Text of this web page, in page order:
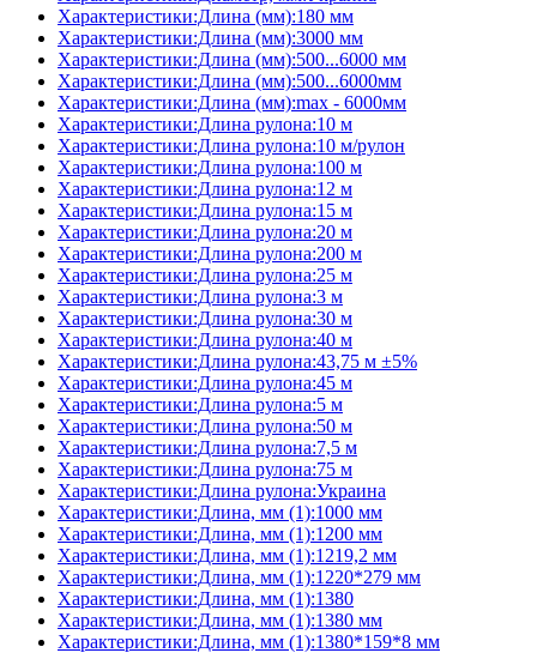
Характеристики:Длина (мм):180 мм
Характеристики:Длина (мм):3000 мм
Характеристики:Длина (мм):500...6000 мм
Характеристики:Длина (мм):500...6000мм
Характеристики:Длина (мм):max - 6000мм
Характеристики:Длина рулона:10 м
Характеристики:Длина рулона:10 м/рулон
Характеристики:Длина рулона:100 м
Характеристики:Длина рулона:12 м
Характеристики:Длина рулона:15 м
Характеристики:Длина рулона:20 м
Характеристики:Длина рулона:200 м
Характеристики:Длина рулона:25 м
Характеристики:Длина рулона:3 м
Характеристики:Длина рулона:30 м
Характеристики:Длина рулона:40 м
Характеристики:Длина рулона:43,75 м ±5%
Характеристики:Длина рулона:45 м
Характеристики:Длина рулона:5 м
Характеристики:Длина рулона:50 м
Характеристики:Длина рулона:7,5 м
Характеристики:Длина рулона:75 м
Характеристики:Длина рулона:Украина
Характеристики:Длина, мм (1):1000 мм
Характеристики:Длина, мм (1):1200 мм
Характеристики:Длина, мм (1):1219,2 мм
Характеристики:Длина, мм (1):1220*279 мм
Характеристики:Длина, мм (1):1380
Характеристики:Длина, мм (1):1380 мм
Характеристики:Длина, мм (1):1380*159*8 мм